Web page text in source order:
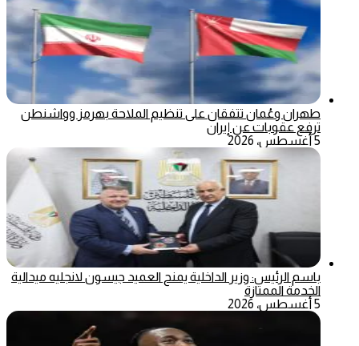
طهران وعُمان تتفقان على تنظيم الملاحة بهرمز وواشنطن
ترفع عقوبات عن إيران
5 أغسطس، 2026
باسم الرئيس: وزير الداخلية يمنح العميد جيسون لانجليه ميدالية
الخدمة الممتازة
5 أغسطس، 2026